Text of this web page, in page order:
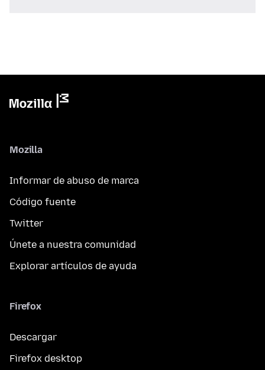
Mozilla
Informar de abuso de marca
Código fuente
Twitter
Únete a nuestra comunidad
Explorar artículos de ayuda
Firefox
Descargar
Firefox desktop